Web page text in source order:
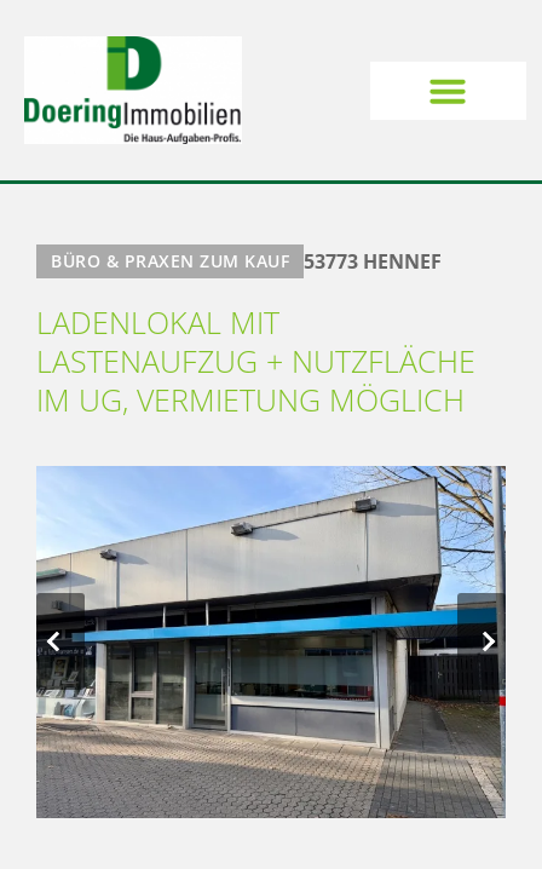
BÜRO & PRAXEN ZUM KAUF 53773 HENNEF
LADENLOKAL MIT
LASTENAUFZUG + NUTZFLÄCHE
IM UG, VERMIETUNG MÖGLICH